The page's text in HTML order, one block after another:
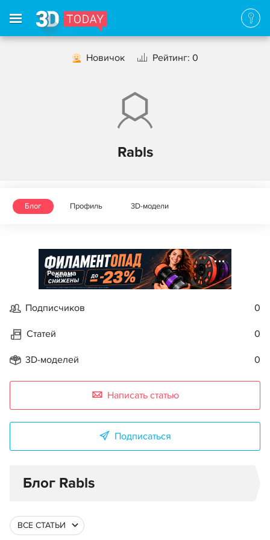
Новичок Рейтинг: 0
Rabls
Блог Профиль 3D-модели
Реклама
Подписчиков 0
Статей 0
3D-моделей 0
Написать статью
Подписаться
Блог Rabls
ВСЕ СТАТЬИ